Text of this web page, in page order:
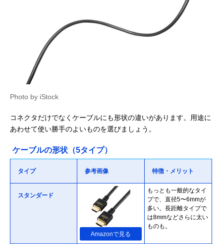
Photo by iStock
コネクタだけでなくケーブルにも形状の違いがあります。用途に
あわせて使い勝手のよいものを選びましょう。
ケーブルの形状（5タイプ）
タイプ 参考画像 特徴・メリット
スタンダード
Amazonで見る
もっとも一般的なタイ
プで、直径5〜6mmが
多い。長距離タイプで
は8mmなどさらに太い
ものも。